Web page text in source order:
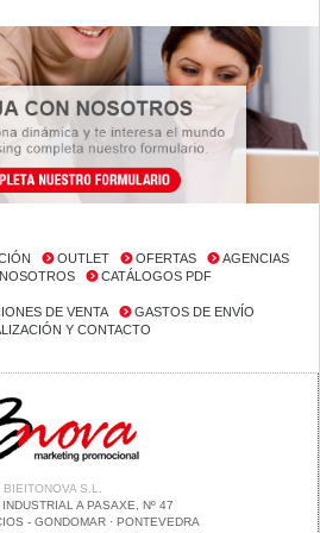
OUTLET OFERTAS
AGENCIAS
CATÁLOGOS PDF
DE VENTA
GASTOS DE ENVÍO
Y CONTACTO
BIEITONOVA S.L.
A PASAXE, Nº 47
- GONDOMAR · PONTEVEDRA